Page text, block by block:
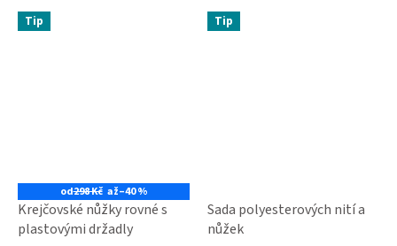
Tip
od298 Kč až–40 %
Krejčovské nůžky rovné s
plastovými držadly
Tip
Sada polyesterových nití a
nůžek